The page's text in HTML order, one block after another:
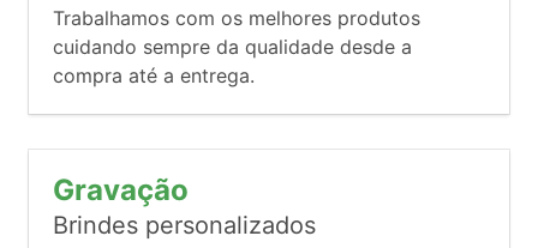
Trabalhamos com os melhores produtos
cuidando sempre da qualidade desde a
compra até a entrega.
Gravação
Brindes personalizados